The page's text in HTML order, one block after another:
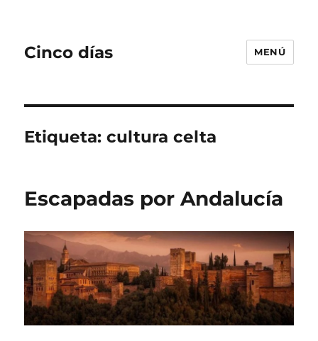
Cinco días MENÚ
Etiqueta:cultura celta
Escapadas por Andalucía